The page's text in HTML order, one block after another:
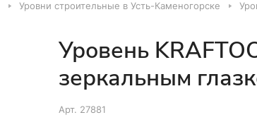
Уровни строительные в Усть-Каменогорске
Уровень
зеркальным
Арт. 27881